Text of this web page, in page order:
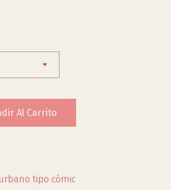
Al Carrito
tipo cómic